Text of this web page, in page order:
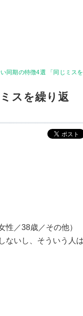
同期の特徴4選 「同じミス
スを繰り返
性／38歳／その他）
ないし、そういう人は